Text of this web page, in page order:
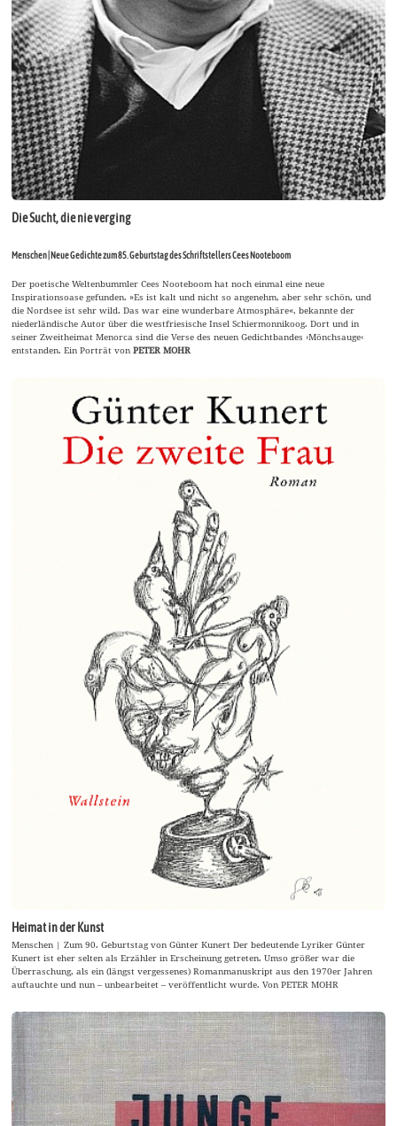
Die Sucht, die nie verging
Menschen | Neue Gedichte zum 85. Geburtstag des Schriftstellers Cees Nooteboom
Der poetische Weltenbummler Cees Nooteboom hat noch einmal eine neue
Inspirationsoase gefunden. »Es ist kalt und nicht so angenehm, aber sehr schön, und
die Nordsee ist sehr wild. Das war eine wunderbare Atmosphäre«, bekannte der
niederländische Autor über die westfriesische Insel Schiermonnikoog. Dort und in
seiner Zweitheimat Menorca sind die Verse des neuen Gedichtbandes ›Mönchsauge‹
entstanden. Ein Porträt vonPETER MOHR
Heimat in der Kunst
Menschen | Zum 90. Geburtstag von Günter Kunert Der bedeutende Lyriker Günter
Kunert ist eher selten als Erzähler in Erscheinung getreten. Umso größer war die
Überraschung, als ein (längst vergessenes) Romanmanuskript aus den 1970er Jahren
auftauchte und nun – unbearbeitet – veröffentlicht wurde. Von PETER MOHR